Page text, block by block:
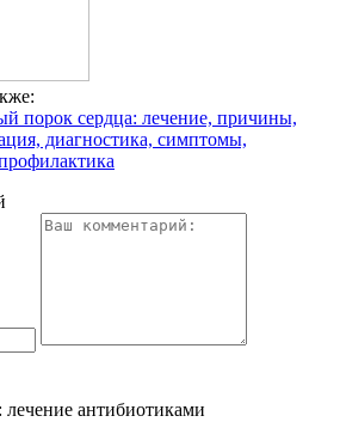
порок сердца: лечение, причины,
диагностика, симптомы,